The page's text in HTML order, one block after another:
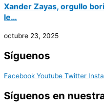
Xander Zayas, orgullo
le…
octubre 23, 2025
Síguenos
Facebook Youtube Twitter
Síguenos en